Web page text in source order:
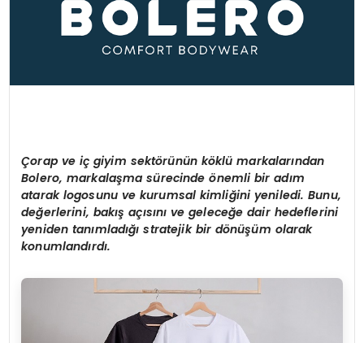
Çorap ve iç giyim sektörünün köklü markalarından
Bolero, markalaşma sürecindeönemli bir adım
atarak logosunu ve kurumsal kimliğini yeniledi. Bunu,
değerlerini, bakış açısını ve geleceğe dair hedeflerini
yeniden tanımladığı stratejik bir dönüşüm olarak
konumlandırdı.